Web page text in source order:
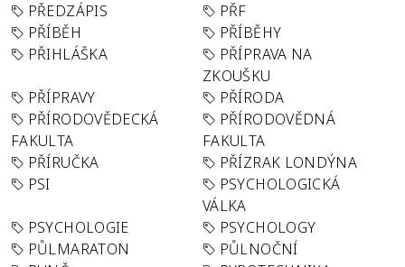
PŘEDZÁPIS
PŘF
PŘÍBĚH
PŘÍBĚHY
PŘIHLÁŠKA
PŘÍPRAVA NA
ZKOUŠKU
PŘÍPRAVY
PŘÍRODA
PŘÍRODOVĚDECKÁ
FAKULTA
PŘÍRODOVĚDNÁ
FAKULTA
PŘÍRUČKA
PŘÍZRAK LONDÝNA
PSI
PSYCHOLOGICKÁ
VÁLKA
PSYCHOLOGIE
PSYCHOLOGY
PŮLMARATON
PŮLNOČNÍ